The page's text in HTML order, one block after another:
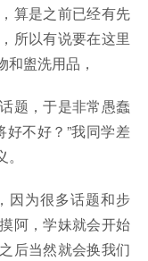
算是之前已经有先
所以有说要在这里
盥洗用品，
题，于是非常愚蠢
好不好？”我同学差
因为很多话题和步
阿，学妹就会开始
后当然就会换我们